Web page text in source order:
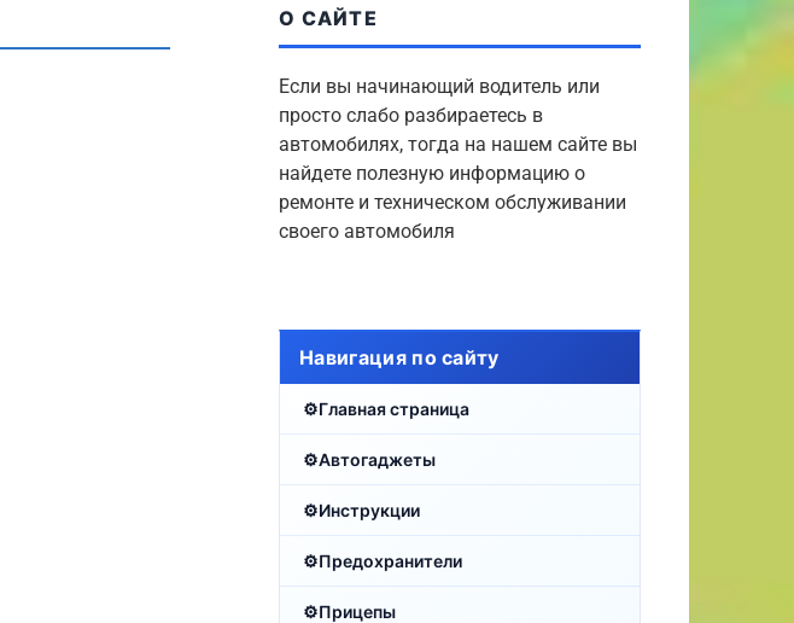
О САЙТЕ
Если вы начинающий водитель или
просто слабо разбираетесь в
автомобилях, тогда на нашем сайте вы
найдете полезную информацию о
ремонте и техническом обслуживании
своего автомобиля
Навигация по сайту
Главная страница
Автогаджеты
Инструкции
Предохранители
Прицепы